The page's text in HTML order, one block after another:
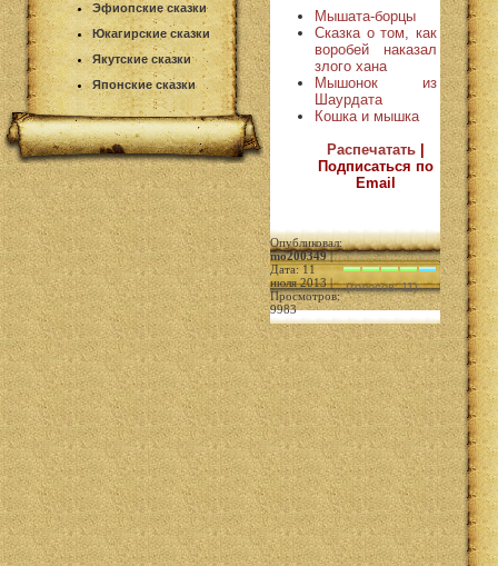
Эфиопские сказки
Юкагирские сказки
Якутские сказки
Японские сказки
Мышата-борцы
Сказка о том, как
воробей наказал
злого хана
Мышонок из
Шаурдата
Кошка и мышка
Распечатать
Подписаться по
Email
Опубликовал:
mo200349|
Дата: 11
июля 2013 |
Просмотров:
9983
(голосов: 11)